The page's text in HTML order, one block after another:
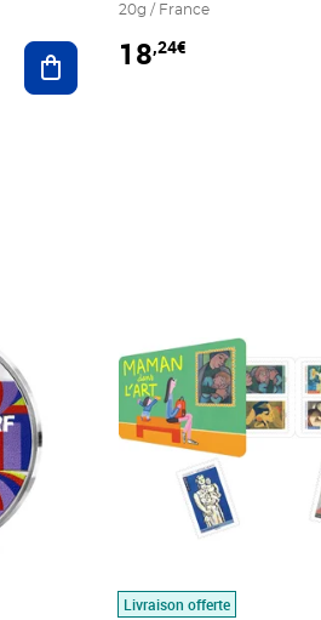
Ajouter au panier
20g / France
18,24€
Livraison offerte